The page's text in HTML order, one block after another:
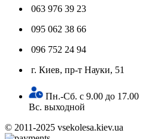
063 976 39 23
095 062 38 66
096 752 24 94
г. Киев, пр-т Науки, 51
Пн.-Сб. с 9.00 до 17.00
Вс. выходной
© 2011-2025 vsekolesa.kiev.ua